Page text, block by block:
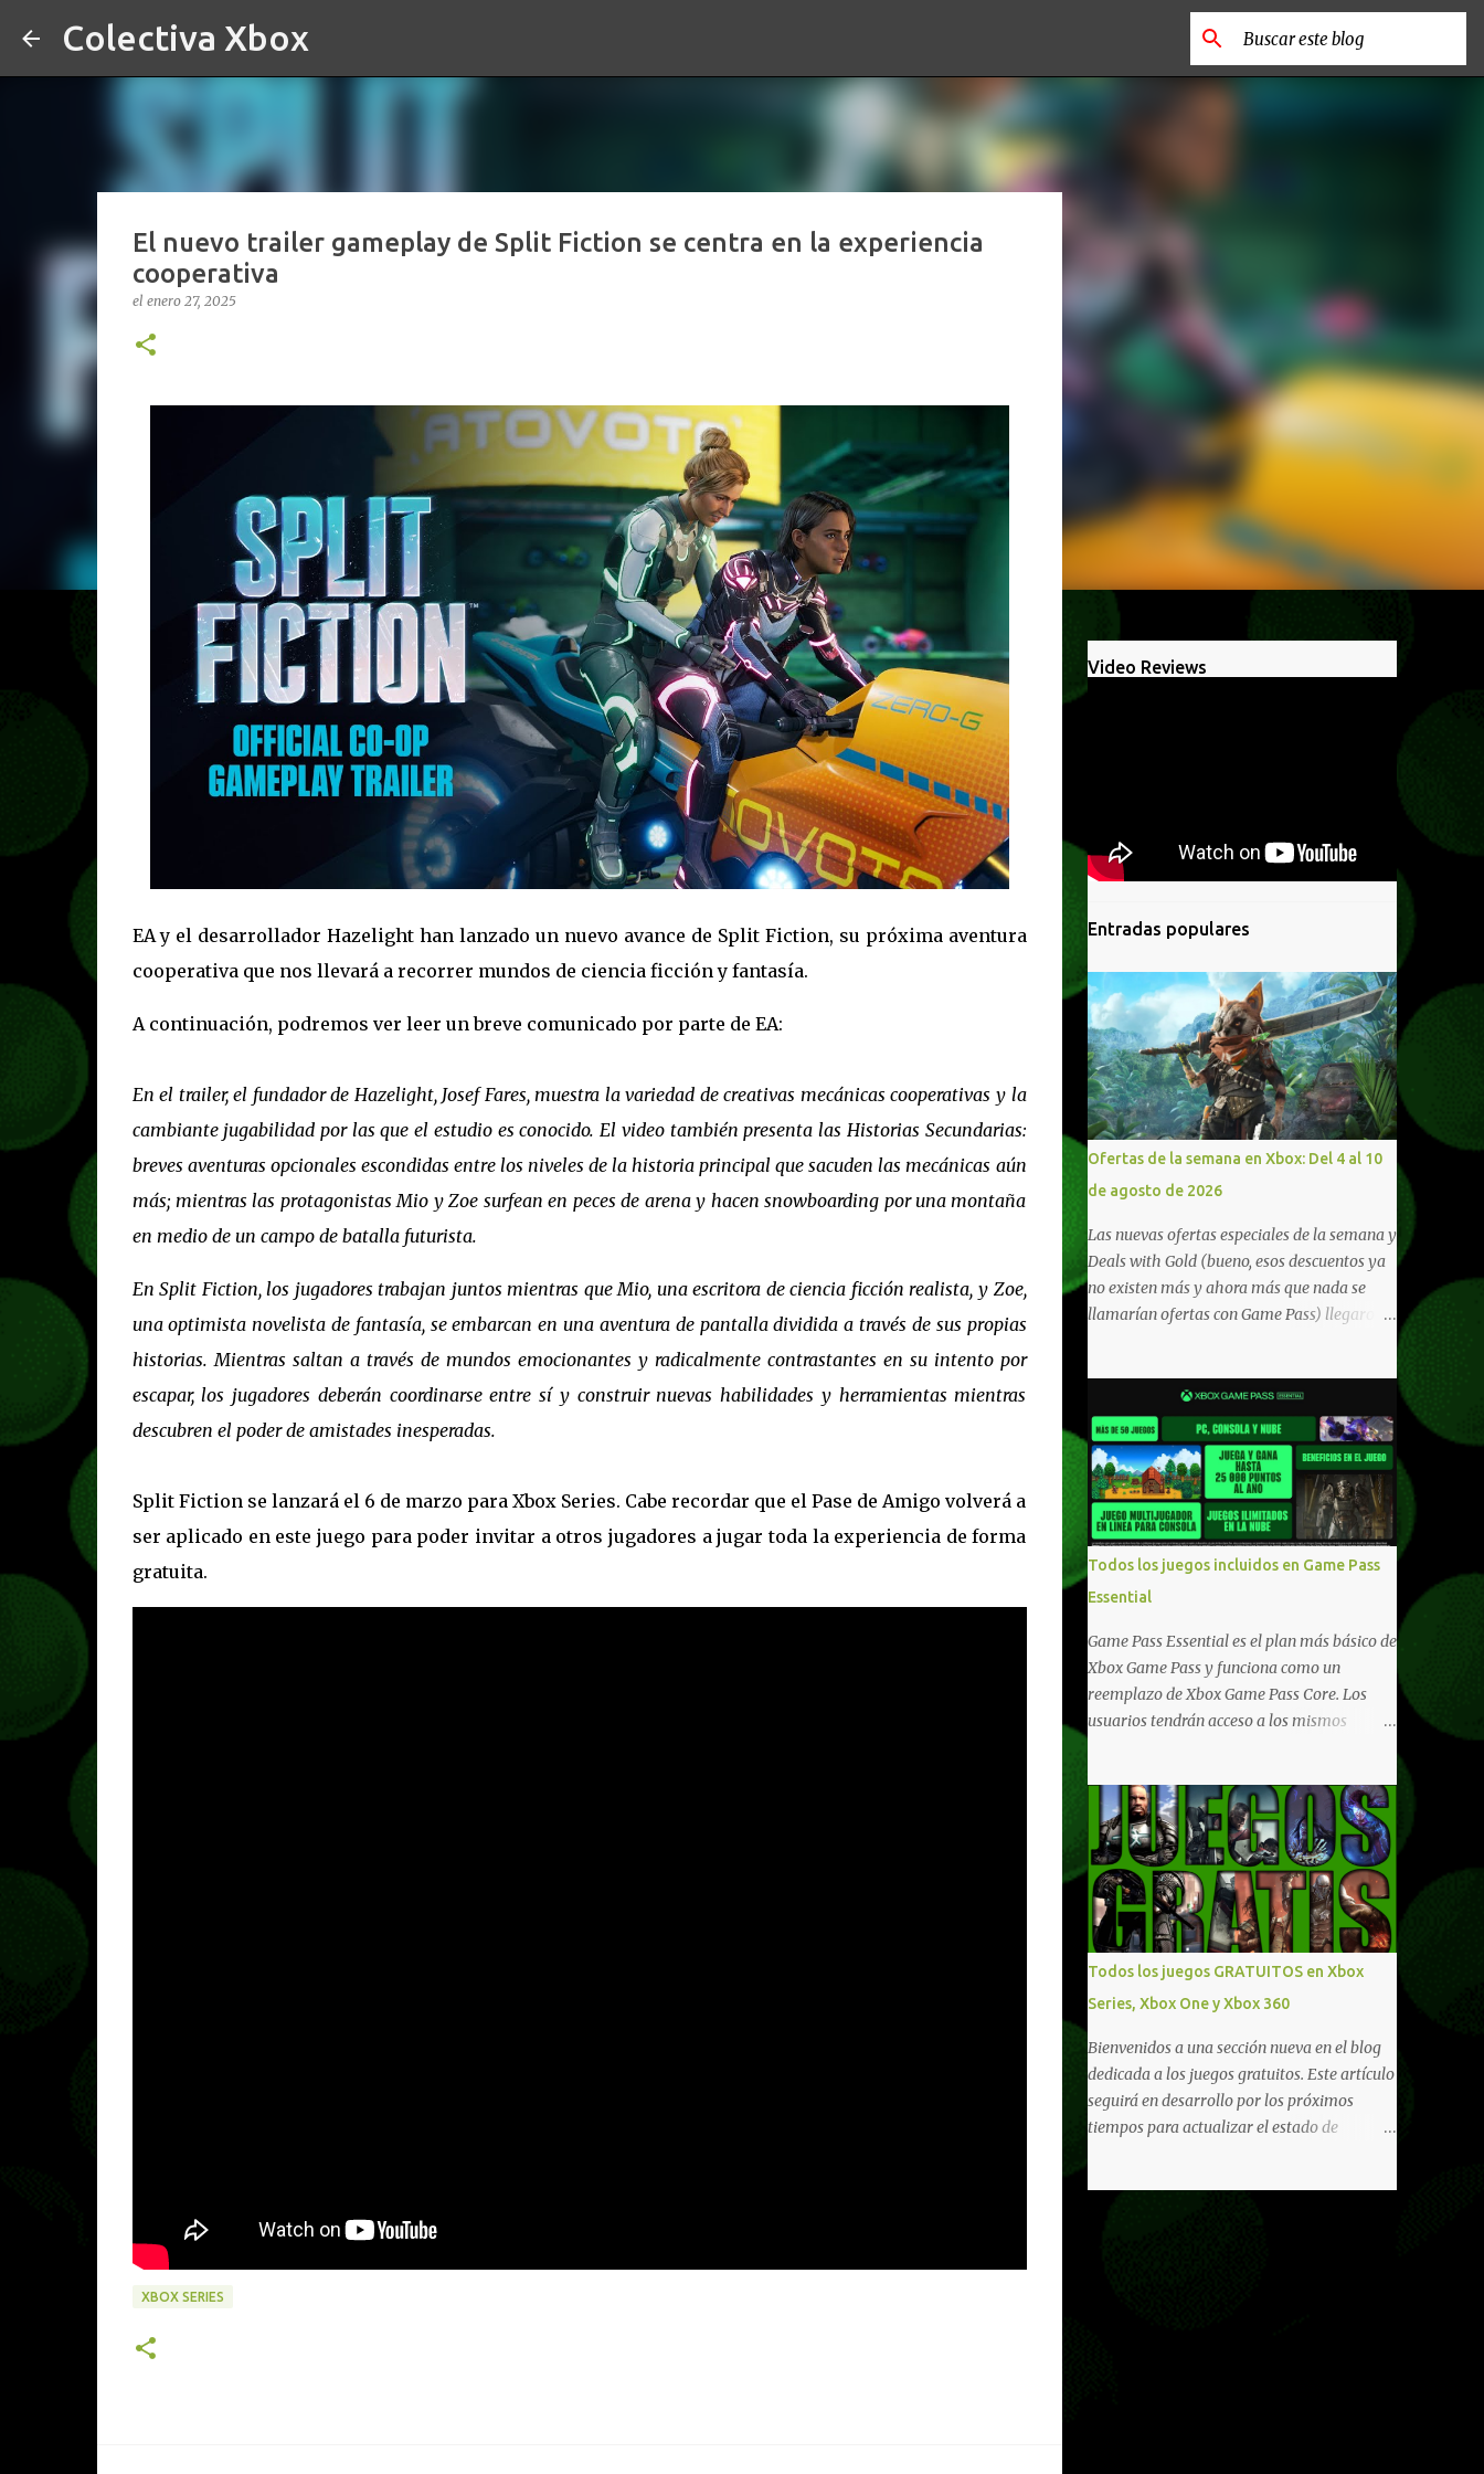
Colectiva Xbox
El nuevo trailer gameplay de Split Fiction se centra en la experiencia
cooperativa
el enero 27, 2025
EA y el desarrollador Hazelight han lanzado un nuevo avance de Split Fiction, su próxima aventura
cooperativa que nos llevará a recorrer mundos de ciencia ficción y fantasía.
A continuación, podremos ver leer un breve comunicado por parte de EA:
En el trailer, el fundador de Hazelight, Josef Fares, muestra la variedad de creativas mecánicas cooperativas y la
cambiante jugabilidad por las que el estudio es conocido. El video también presenta las Historias Secundarias:
breves aventuras opcionales escondidas entre los niveles de la historia principal que sacuden las mecánicas aún
más; mientras las protagonistas Mio y Zoe surfean en peces de arena y hacen snowboarding por una montaña
en medio de un campo de batalla futurista.
En Split Fiction, los jugadores trabajan juntos mientras que Mio, una escritora de ciencia ficción realista, y Zoe,
una optimista novelista de fantasía, se embarcan en una aventura de pantalla dividida a través de sus propias
historias. Mientras saltan a través de mundos emocionantes y radicalmente contrastantes en su intento por
escapar, los jugadores deberán coordinarse entre sí y construir nuevas habilidades y herramientas mientras
descubren el poder de amistades inesperadas.
Split Fiction se lanzará el 6 de marzo para Xbox Series. Cabe recordar que el Pase de Amigo volverá a
ser aplicado en este juego para poder invitar a otros jugadores a jugar toda la experiencia de forma
gratuita.
XBOX SERIES
Video Reviews
Entradas populares
Ofertas de la semana en Xbox: Del 4 al 10
de agosto de 2026
Las nuevas ofertas especiales de la semana y
Deals with Gold (bueno, esos descuentos ya
no existen más y ahora más que nada se
llamarían ofertas con Game Pass) llegaron a
10/11, varios de los juegos que están de
oferta también cuentan con soporte para
Xbox Play Anywhere, lo que nos permite
jugarlos y mantener un progreso
compartido en Windows PC y Xbox, y
tenemos un listado de juegos compatibles
por acá . ¿Aún necesitas una mano con las
compras? Tenemos un tutorial extenso o en
vídeo para que se quiten todas las dudas
generales de cómo hacer compras en Xbox .
Podes consultar un listado más completo de
promociones desde xbox.com. El post puede
tener actualizaciones regulares o cambios
ante cualquier error. Ofertas - Argentina
- México Ofertas - Estados Unidos Ofertas -
España Todas las ofertas de Xbox One
también aplican a Xbox Series, a excepción
de los jue...
Todos los juegos incluidos en Game Pass
Essential
Game Pass Essential es el plan más básico de
Xbox Game Pass y funciona como un
reemplazo de Xbox Game Pass Core. Los
usuarios tendrán acceso a los mismos
adicionales que fueron anunciados
recientemente. Essential incluirá como
novedades una serie de ventajas para
diferentes juegos free to play que están en
Xbox y PC, que van desde skins, desbloqueo
de personajes, paquetes de armas hasta
emotes, monedas virtuales y más para
diferentes títulos. Todas estas ventajas se
pueden reclamar desde la sección de Game
Pass o en tu aplicación de Xbox yendo
directamente a la pestaña de Game Pass.
Essential también ahora sumará el acceso a
la Nube de Xbox, el cual nos permitite jugar
juegos compatibles si es que los compramos
Todos los juegos GRATUITOS en Xbox
Series, Xbox One y Xbox 360
Bienvenidos a una sección nueva en el blog
dedicada a los juegos gratuitos. Este artículo
seguirá en desarrollo por los próximos
tiempos para actualizar el estado de